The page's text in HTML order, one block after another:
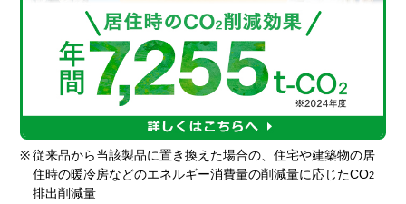
※ 従来品から当該製品に置き換えた場合の、住宅や建築物の居
住時の暖冷房などのエネルギー消費量の削減量に応じたCO2
排出削減量